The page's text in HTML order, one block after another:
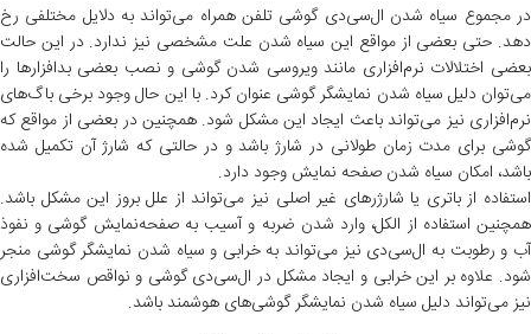
در مجموع سیاه شدن ال‌سی‌دی گوشی تلفن همراه می‌تواند به دلایل مختلفی رخ
دهد. حتی بعضی از مواقع این سیاه شدن علت مشخصی نیز ندارد. در این حالت
بعضی اختلالات نرم‌افزاری مانند ویروسی شدن گوشی و نصب بعضی بدافزارها را
می‌توان دلیل سیاه شدن نمایشگر گوشی عنوان کرد. با این‌ حال وجود برخی باگ‌های
نرم‌افزاری نیز می‌تواند باعث ایجاد این مشکل شود. همچنین در بعضی از مواقع که
گوشی برای مدت زمان طولانی در شارژ باشد و در حالتی که شارژ آن تکمیل شده
باشد، امکان سیاه شدن صفحه نمایش وجود دارد.
استفاده از باتری یا شارژرهای غیر اصلی نیز می‌تواند از علل بروز این مشکل باشد.
همچنین استفاده از الکل، وارد شدن ضربه و آسیب به صفحه‌نمایش گوشی و نفوذ
آب و رطوبت به ال‌سی‌دی نیز می‌تواند به خرابی و سیاه شدن نمایشگر گوشی منجر
شود. علاوه‌ بر این خرابی و ایجاد مشکل در ال‌سی‌دیگوشی و نواقص سخت‌افزاری
نیز می‌تواند دلیل سیاه شدن نمایشگر گوشی‌های هوشمند باشد.